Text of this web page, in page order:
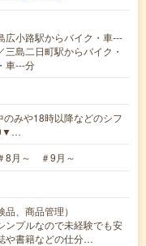
広小路駅からバイク・車---
島二日町駅からバイク・
車---分
のみや18時以降などのシフ
8月～ ＃9月～
、商品管理）
ンプルなので未経験でも安
や書籍などの仕分…